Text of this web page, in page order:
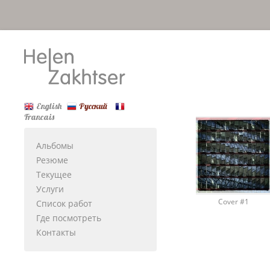
Cover #1
English
Русский
Francais
Альбомы
Резюме
Текущее
Услуги
Список работ
Где посмотреть
Контакты